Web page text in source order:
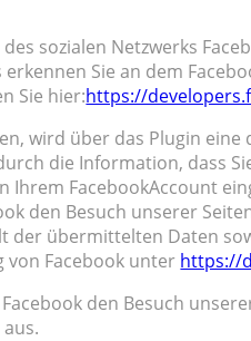
sozialen Netzwerks
Sie an dem
Sie hier:https://
wird über das Plugin
die Information, dass
Ihrem FacebookAccount
den Besuch unserer
der übermittelten Daten
von Facebook unter https://
den Besuch